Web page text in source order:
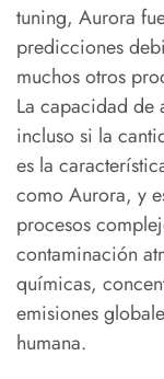
tuning, Aurora
predicciones
muchos otros
La capacidad de
incluso si la
es la
como Aurora, y
procesos
contaminación
químicas,
emisiones
humana.